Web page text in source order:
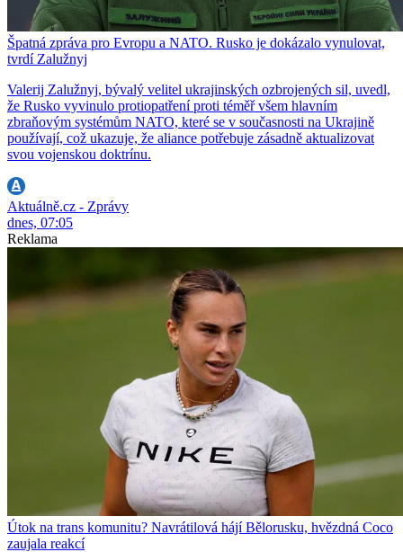
Špatná zpráva pro Evropu a NATO. Rusko je dokázalo vynulovat,
tvrdí Zalužnyj
Valerij Zalužnyj, bývalý velitel ukrajinských ozbrojených sil, uvedl,
že Rusko vyvinulo protiopatření proti téměř všem hlavním
zbraňovým systémům NATO, které se v současnosti na Ukrajině
používají, což ukazuje, že aliance potřebuje zásadně aktualizovat
svou vojenskou doktrínu.
Aktuálně.cz - Zprávy
dnes, 07:05
Reklama
Útok na trans komunitu? Navrátilová hájí Bělorusku, hvězdná Coco
zaujala reakcí